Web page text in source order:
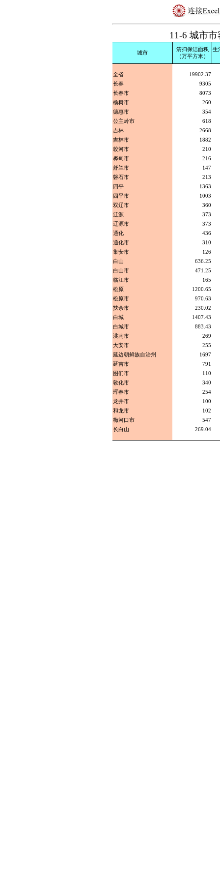
11-6 城市
城市
清扫保洁面积
（万平方米）
生
全省
19902.37
长春
9305
长春市
8073
榆树市
260
德惠市
354
公主岭市
618
吉林
2668
吉林市
1882
蛟河市
210
桦甸市
216
舒兰市
147
磐石市
213
四平
1363
四平市
1003
双辽市
360
辽源
373
辽源市
373
通化
436
通化市
310
集安市
126
白山
636.25
白山市
471.25
临江市
165
松原
1200.65
松原市
970.63
扶余市
230.02
白城
1407.43
白城市
883.43
洮南市
269
大安市
255
延边朝鲜族自治州
1697
延吉市
791
图们市
110
敦化市
340
珲春市
254
龙井市
100
和龙市
102
梅河口市
547
长白山
269.04